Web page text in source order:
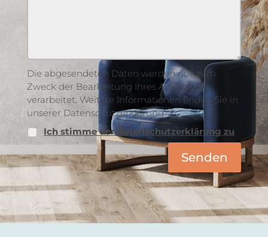
Die abgesendeten Daten werden nur zum
Zweck der Bearbeitung Ihres Anliegens
verarbeitet. Weitere Informationen finden Sie in
unserer Datenschutzerklärung.
Ich stimme der Datenschutzerklärung zu
Senden